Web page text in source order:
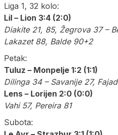
Liga 1, 32 kolo:
Lil – Lion 3:4 (2:0)
Diakite 21, 85, Žegrova 37 –
Lakazet 88, Balde 90+2
Petak:
Tuluz – Monpelje 1:2 (1:1)
Dilinga 34 – Savanije 27,
Lens – Lorijen 2:0 (0:0)
Vahi 57, Pereira 81
Subota: